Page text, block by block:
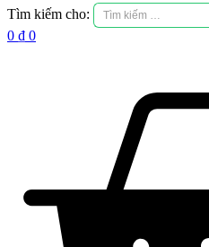
Tìm kiếm cho:
0 ₫ 0